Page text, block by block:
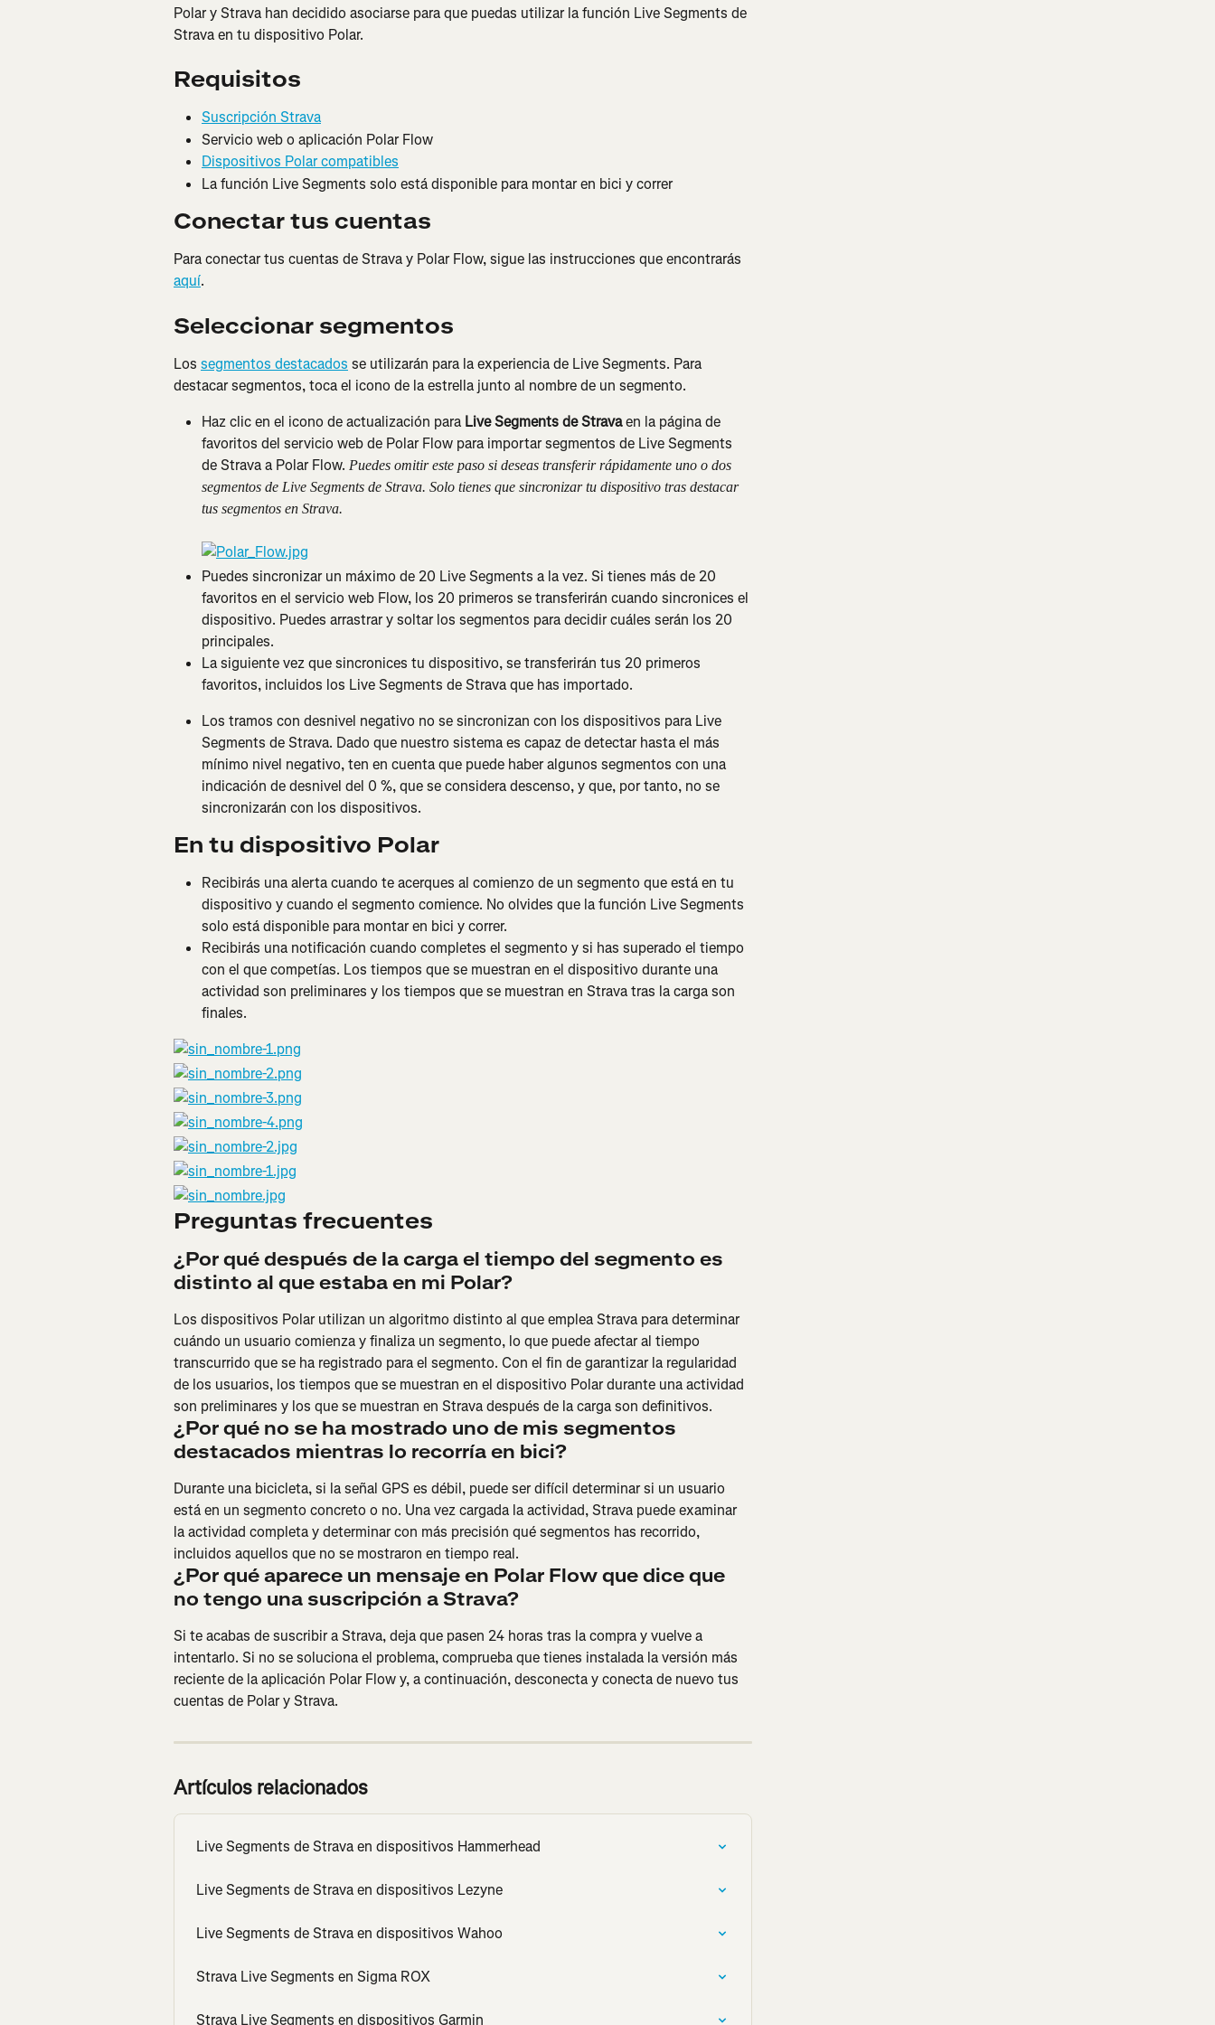
Polar y Strava han decidido asociarse para que puedas utilizar la función Live Segments de
Strava en tu dispositivo Polar.
Requisitos
Suscripción Strava
Servicio web o aplicación Polar Flow
Dispositivos Polar compatibles
La función Live Segments solo está disponible para montar en bici y correr
Conectar tus cuentas
Para conectar tus cuentas de Strava y Polar Flow, sigue las instrucciones que encontrarás
aquí.
Seleccionar segmentos
Los segmentos destacados se utilizarán para la experiencia de Live Segments. Para
destacar segmentos, toca el icono de la estrella junto al nombre de un segmento.
Haz clic en el icono de actualización para Live Segments de Strava en la página de
favoritos del servicio web de Polar Flow para importar segmentos de Live Segments
de Strava a Polar Flow. Puedes omitir este paso si deseas transferir rápidamente uno o dos
segmentos de Live Segments de Strava. Solo tienes que sincronizar tu dispositivo tras destacar
tus segmentos en Strava.
Puedes sincronizar un máximo de 20 Live Segments a la vez. Si tienes más de 20
favoritos en el servicio web Flow, los 20 primeros se transferirán cuando sincronices el
dispositivo. Puedes arrastrar y soltar los segmentos para decidir cuáles serán los 20
principales.
La siguiente vez que sincronices tu dispositivo, se transferirán tus 20 primeros
favoritos, incluidos los Live Segments de Strava que has importado.
Los tramos con desnivel negativo no se sincronizan con los dispositivos para Live
Segments de Strava. Dado que nuestro sistema es capaz de detectar hasta el más
mínimo nivel negativo, ten en cuenta que puede haber algunos segmentos con una
indicación de desnivel del 0 %, que se considera descenso, y que, por tanto, no se
sincronizarán con los dispositivos.
En tu dispositivo Polar
Recibirás una alerta cuando te acerques al comienzo de un segmento que está en tu
dispositivo y cuando el segmento comience. No olvides que la función Live Segments
solo está disponible para montar en bici y correr.
Recibirás una notificación cuando completes el segmento y si has superado el tiempo
con el que competías. Los tiempos que se muestran en el dispositivo durante una
actividad son preliminares y los tiempos que se muestran en Strava tras la carga son
finales.
Preguntas frecuentes
¿Por qué después de la carga el tiempo del segmento es
distinto al que estaba en mi Polar?
Los dispositivos Polar utilizan un algoritmo distinto al que emplea Strava para determinar
cuándo un usuario comienza y finaliza un segmento, lo que puede afectar al tiempo
transcurrido que se ha registrado para el segmento. Con el fin de garantizar la regularidad
de los usuarios, los tiempos que se muestran en el dispositivo Polar durante una actividad
son preliminares y los que se muestran en Strava después de la carga son definitivos.
¿Por qué no se ha mostrado uno de mis segmentos
destacados mientras lo recorría en bici?
Durante una bicicleta, si la señal GPS es débil, puede ser difícil determinar si un usuario
está en un segmento concreto o no. Una vez cargada la actividad, Strava puede examinar
la actividad completa y determinar con más precisión qué segmentos has recorrido,
incluidos aquellos que no se mostraron en tiempo real.
¿Por qué aparece un mensaje en Polar Flow que dice que
no tengo una suscripción a Strava?
Si te acabas de suscribir a Strava, deja que pasen 24 horas tras la compra y vuelve a
intentarlo. Si no se soluciona el problema, comprueba que tienes instalada la versión más
reciente de la aplicación Polar Flow y, a continuación, desconecta y conecta de nuevo tus
cuentas de Polar y Strava.
Artículos relacionados
Live Segments de Strava en dispositivos Hammerhead
Live Segments de Strava en dispositivos Lezyne
Live Segments de Strava en dispositivos Wahoo
Strava Live Segments en Sigma ROX
Strava Live Segments en dispositivos Garmin